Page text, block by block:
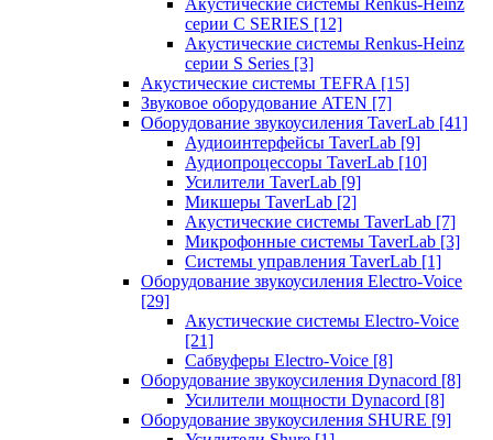
Акустические системы Renkus-Heinz
серии C SERIES [12]
Акустические системы Renkus-Heinz
серии S Series [3]
Акустические системы TEFRA [15]
Звуковое оборудование ATEN [7]
Оборудование звукоусиления TaverLab [41]
Аудиоинтерфейсы TaverLab [9]
Аудиопроцессоры TaverLab [10]
Усилители TaverLab [9]
Микшеры TaverLab [2]
Акустические системы TaverLab [7]
Микрофонные системы TaverLab [3]
Системы управления TaverLab [1]
Оборудование звукоусиления Electro-Voice
[29]
Акустические системы Electro-Voice
[21]
Сабвуферы Electro-Voice [8]
Оборудование звукоусиления Dynacord [8]
Усилители мощности Dynacord [8]
Оборудование звукоусиления SHURE [9]